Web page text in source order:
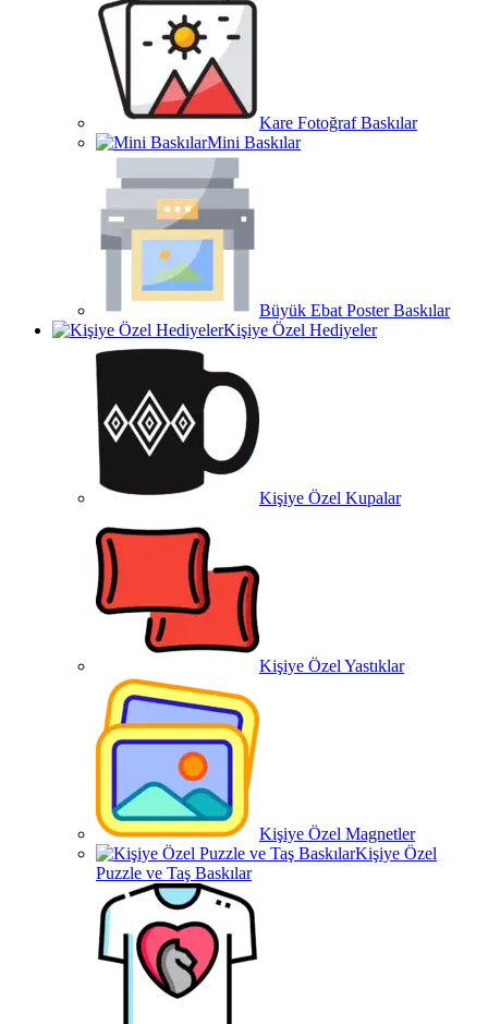
Kare Fotoğraf Baskılar
Mini Baskılar
Büyük Ebat Poster Baskılar
Kişiye Özel Hediyeler
Kişiye Özel Kupalar
Kişiye Özel Yastıklar
Kişiye Özel Magnetler
Kişiye Özel
Puzzle ve Taş Baskılar